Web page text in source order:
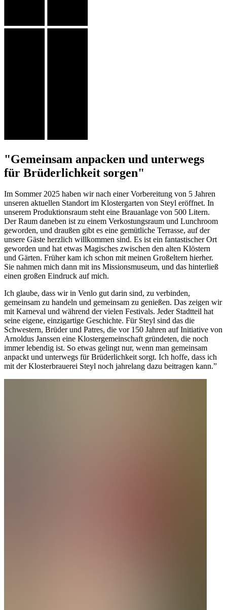
"Gemeinsam anpacken und unterwegs
für Brüderlichkeit sorgen"
Im Sommer 2025 haben wir nach einer Vorbereitung von 5 Jahren
unseren aktuellen Standort im Klostergarten von Steyl eröffnet. In
unserem Produktionsraum steht eine Brauanlage von 500 Litern.
Der Raum daneben ist zu einem Verkostungsraum und Lunchroom
geworden, und draußen gibt es eine gemütliche Terrasse, auf der
unsere Gäste herzlich willkommen sind. Es ist ein fantastischer Ort
geworden und hat etwas Magisches zwischen den alten Klöstern
und Gärten. Früher kam ich schon mit meinen Großeltern hierher.
Sie nahmen mich dann mit ins Missionsmuseum, und das hinterließ
einen großen Eindruck auf mich.
Ich glaube, dass wir in Venlo gut darin sind, zu verbinden,
gemeinsam zu handeln und gemeinsam zu genießen. Das zeigen wir
mit Karneval und während der vielen Festivals. Jeder Stadtteil hat
seine eigene, einzigartige Geschichte. Für Steyl sind das die
Schwestern, Brüder und Patres, die vor 150 Jahren auf Initiative von
Arnoldus Janssen eine Klostergemeinschaft gründeten, die noch
immer lebendig ist. So etwas gelingt nur, wenn man gemeinsam
anpackt und unterwegs für Brüderlichkeit sorgt. Ich hoffe, dass ich
mit der Klosterbrauerei Steyl noch jahrelang dazu beitragen kann.”